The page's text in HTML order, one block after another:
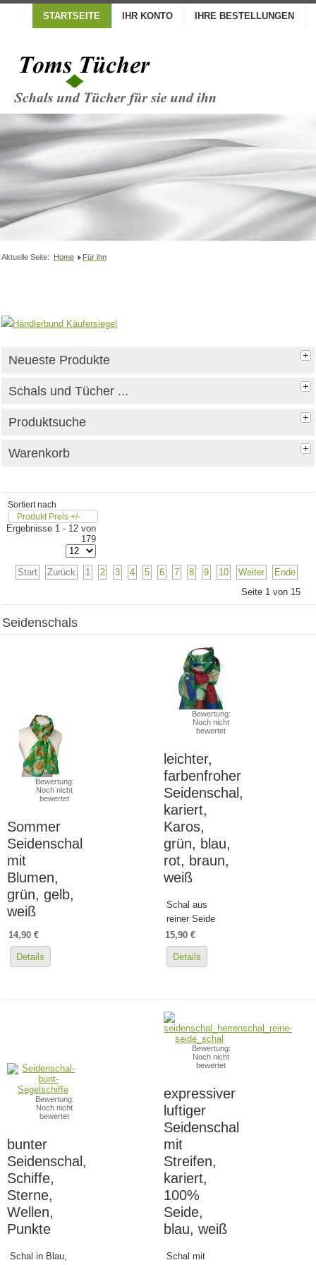
STARTSEITE IHR KONTO IHRE BESTELLUNGEN
Aktuelle Seite: Home Für ihn
Neueste Produkte
Schals und Tücher ...
Produktsuche
Warenkorb
Sortiert nach
Produkt Preis +/-
Ergebnisse 1 - 12 von
179
Start Zurück 1 2 3 4 5 6 7 8 9 10 Weiter
Ende
Seite 1 von 15
Seidenschals
Bewertung:
Noch nicht
bewertet
Sommer
Seidenschal
mit
Blumen,
grün, gelb,
weiß
14,90 €
Details
Bewertung:
Noch nicht
bewertet
leichter,
farbenfroher
Seidenschal,
kariert,
Karos,
grün, blau,
rot, braun,
weiß
Schal aus
reiner Seide
15,90 €
Details
Bewertung:
Noch nicht
bewertet
bunter
Seidenschal,
Schiffe,
Sterne,
Wellen,
Punkte
Schal in Blau,
Bewertung:
Noch nicht
bewertet
expressiver
luftiger
Seidenschal
mit
Streifen,
kariert,
100%
Seide,
blau, weiß
Schal mit